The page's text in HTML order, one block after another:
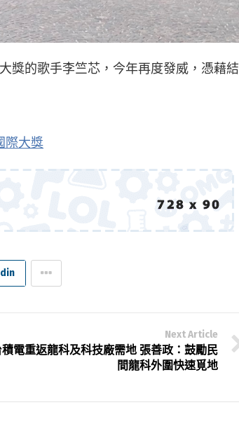
獎的歌手李竺芯，今年再度發威，憑藉結
際大獎
Next Article
積電重返龍科及科技廠需地 張善政：鼓勵民
間龍科外圍快速覓地